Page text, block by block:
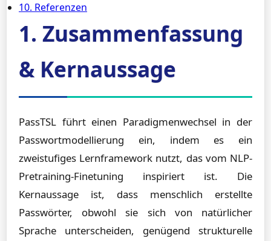
10. Referenzen
1. Zusammenfassung
& Kernaussage
PassTSL führt einen Paradigmenwechsel in der
Passwortmodellierung ein, indem es ein
zweistufiges Lernframework nutzt, das vom NLP-
Pretraining-Finetuning inspiriert ist. Die
Kernaussage ist, dass menschlich erstellte
Passwörter, obwohl sie sich von natürlicher
Sprache unterscheiden, genügend strukturelle